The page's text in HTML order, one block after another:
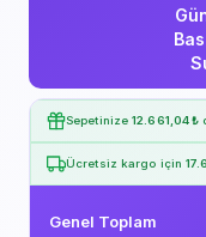
Sepetinize12.661,04 ₺
Ücretsiz kargo için
Genel Toplam